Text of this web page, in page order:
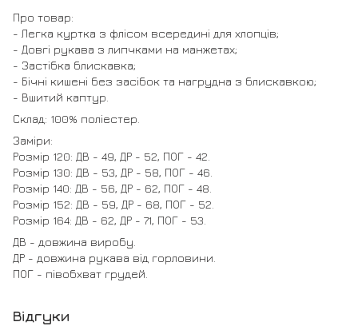
Про товар:
- Легка куртка з флісом всередині для хлопців;
- Довгі рукава з липчками на манжетах;
- Застібка блискавка;
- Бічні кишені без засібок та нагрудна з блискавкою;
- Вшитий каптур.
Склад: 100% поліестер.
Заміри:
Розмір 120: ДВ - 49, ДР - 52, ПОГ - 42.
Розмір 130: ДВ - 53, ДР - 58, ПОГ - 46.
Розмір 140: ДВ - 56, ДР - 62, ПОГ - 48.
Розмір 152: ДВ - 59, ДР - 68, ПОГ - 52.
Розмір 164: ДВ - 62, ДР - 71, ПОГ - 53.
ДВ - довжина виробу.
ДР - довжина рукава від горловини.
ПОГ - півобхват грудей.
Відгуки